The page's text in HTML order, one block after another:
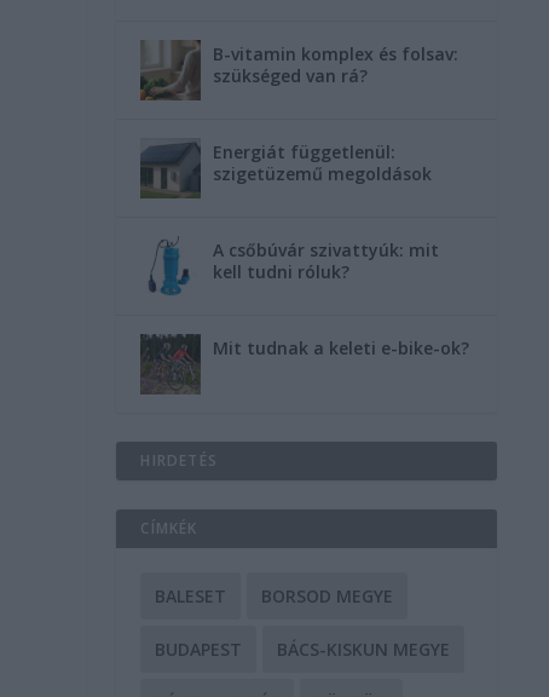
B-vitamin komplex és folsav:
szükséged van rá?
Energiát függetlenül:
szigetüzemű megoldások
A csőbúvár szivattyúk: mit
kell tudni róluk?
Mit tudnak a keleti e-bike-ok?
HIRDETÉS
CÍMKÉK
BALESET BORSOD MEGYE
BUDAPEST BÁCS-KISKUN MEGYE